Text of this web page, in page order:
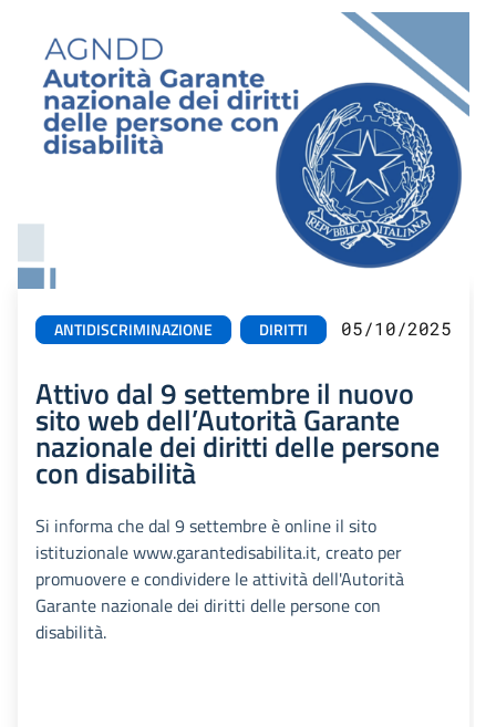
ANTIDISCRIMINAZIONE DIRITTI 05/10/2025
Attivo dal 9 settembre il nuovo
sito web dell’Autorità Garante
nazionale dei diritti delle persone
con disabilità
Si informa che dal 9 settembre è online il sito
istituzionale www.garantedisabilita.it, creato per
promuovere e condividere le attività dell'Autorità
Garante nazionale dei diritti delle persone con
disabilità.